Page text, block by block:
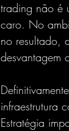
trading não é
caro. No
no resultado,
desvantagem
infraestrutura
Estratégia